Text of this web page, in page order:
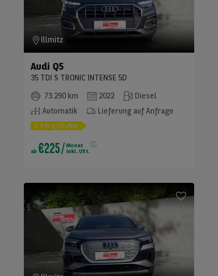
Illmitz
Audi Q5
35 TDI S TRONIC INTENSE 5D
73.290 km
2022
Diesel
Automatik
Lieferung auf Anfrage
D 149 g CO2/km
ab €225/ Monat
inkl. USt.